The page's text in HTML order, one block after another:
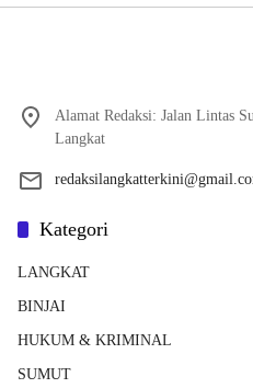
Alamat Redaksi: Jalan Lintas
Langkat
Kategori
LANGKAT
BINJAI
HUKUM & KRIMINAL
SUMUT